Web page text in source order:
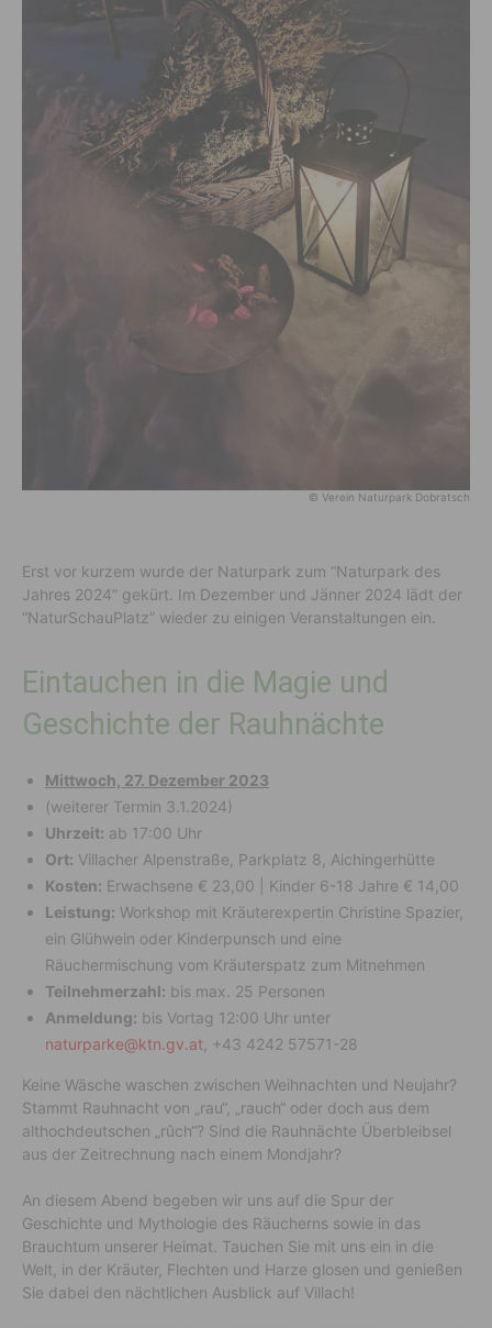
© Verein Naturpark Dobratsch
Erst vor kurzem wurde der Naturpark zum “Naturpark des
Jahres 2024” gekürt. Im Dezember und Jänner 2024 lädt der
“NaturSchauPlatz” wieder zu einigen Veranstaltungen ein.
Eintauchen in die Magie und
Geschichte der Rauhnächte
Mittwoch, 27. Dezember 2023
(weiterer Termin 3.1.2024)
Uhrzeit: ab 17:00 Uhr
Ort: Villacher Alpenstraße, Parkplatz 8, Aichingerhütte
Kosten: Erwachsene € 23,00 | Kinder 6-18 Jahre € 14,00
Leistung: Workshop mit Kräuterexpertin Christine Spazier,
ein Glühwein oder Kinderpunsch und eine
Räuchermischung vom Kräuterspatz zum Mitnehmen
Teilnehmerzahl: bis max. 25 Personen
Anmeldung: bis Vortag 12:00 Uhr unter
naturparke@ktn.gv.at , +43 4242 57571-28
Keine Wäsche waschen zwischen Weihnachten und Neujahr?
Stammt Rauhnacht von „rau“, „rauch“ oder doch aus dem
althochdeutschen „rûch“? Sind die Rauhnächte Überbleibsel
aus der Zeitrechnung nach einem Mondjahr?
An diesem Abend begeben wir uns auf die Spur der
Geschichte und Mythologie des Räucherns sowie in das
Brauchtum unserer Heimat. Tauchen Sie mit uns ein in die
Welt, in der Kräuter, Flechten und Harze glosen und genießen
Sie dabei den nächtlichen Ausblick auf Villach!